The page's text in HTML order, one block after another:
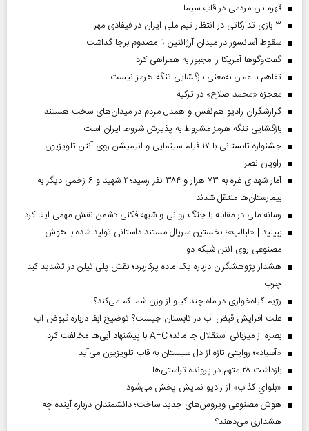
قهرمانان مردمی در قاب سیما
۳ بازی تدارکاتی در انتظار تیم ملی ایران در فیفادی مهر
سقوط آسانسور در میدان آرژانتین ۹ مصدوم برجا گذاشت
گفت‌وگوها آمریکا را مجبور به همراهی کرد
تفاهم با عمان به‌معنی بازگشایی تنگه هرمز نیست
معجزه «محمد صلاح» در ترکیه
گزارشگران رادیو هم‌نفس و همدل مردم در میدان‌های سخت هستند
بازگشایی تنگه هرمز مشروط به پذیرش شروط ایران است
جشنواره تابستانی با ۱۷ فیلم سینمایی و انیمیشن روی آنتن تلویزیون
راویان نصر
آمار شهدای غزه به ۷۳ هزار و ۳۸۴ نفر رسید؛ ۲ شهید و ۶ زخمی دیگر به
بیمارستان‌ها منتقل شدند
رسانه ملی در مقابله با جنگ روانی و شبهه‌افکنی دشمن نقش مهمی ایفا کرد
ببینید | «لبالب»؛ نخستین سریال مستند داستانی تولید شده با هوش
مصنوعی روی آنتن شبکه دو
هشدار پژوهشگران درباره یک ماده پرکاربرد؛ نقش پلی‌اتیلن در تشدید کبد
چرب
رژیم گیاه‌خواری در ماه چند کیلو از وزن شما کم می‌کند؟
علت افزایش قبض آب در تابستان چیست؟ توضیح آبفا درباره قبوض آب
بصره از میزبانی استقلال جا ماند؛ AFC با پیشنهاد آبی‌ها مخالفت کرد
«آسباد»؛ روایتی تازه از دل سیستان به قاب تلویزیون می‌آید
بازداشت ۲۸ متهم در پرونده تراستی‌ها
«بلواي کذاب» از رادیو نمایش پخش می‌شود
هوش مصنوعی ویروس‌های جدید ساخت؛ دانشمندان درباره آینده چه
هشداری می‌دهند؟